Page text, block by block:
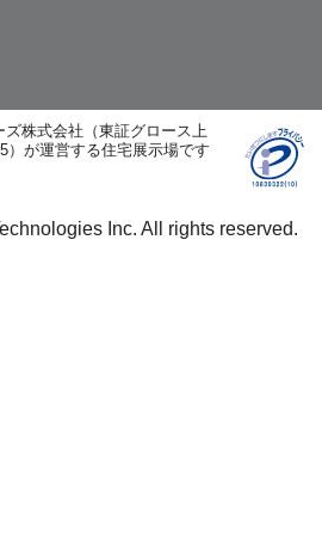
ズ株式会社（東証グロース上
が運営する住宅展示場です
Inc. All rights reserved.